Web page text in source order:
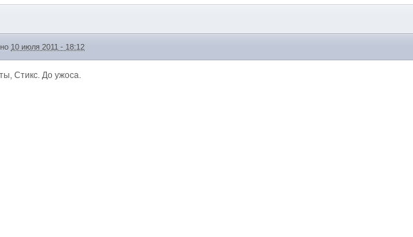
10 июля 2011 - 18:12
Стикс. До ужоса.